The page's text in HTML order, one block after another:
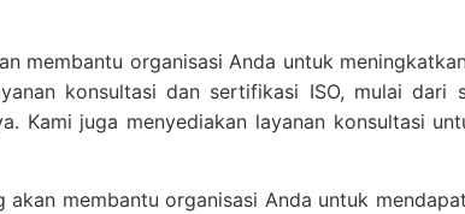
membantu organisasi Anda untuk
konsultasi dan sertifikasi ISO, mulai dari
Kami juga menyediakan layanan konsultasi
akan membantu organisasi Anda untuk